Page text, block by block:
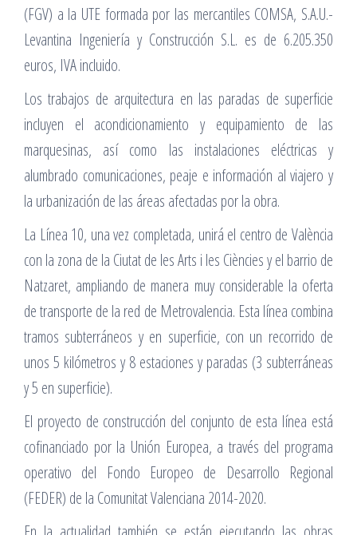
(FGV) a la UTE formada por las mercantiles COMSA, S.A.U.-
Levantina Ingeniería y Construcción S.L. es de 6.205.350
euros, IVA incluido.
Los trabajos de arquitectura en las paradas de superficie
incluyen el acondicionamiento y equipamiento de las
marquesinas, así como las instalaciones eléctricas y
alumbrado comunicaciones, peaje e información al viajero y
la urbanización de las áreas afectadas por la obra.
La Línea 10, una vez completada, unirá el centro de València
con la zona de la Ciutat de les Arts i les Ciències y el barrio de
Natzaret, ampliando de manera muy considerable la oferta
de transporte de la red de Metrovalencia. Esta línea combina
tramos subterráneos y en superficie, con un recorrido de
unos 5 kilómetros y 8 estaciones y paradas (3 subterráneas
y 5 en superficie).
El proyecto de construcción del conjunto de esta línea está
cofinanciado por la Unión Europea, a través del programa
operativo del Fondo Europeo de Desarrollo Regional
(FEDER) de la Comunitat Valenciana 2014-2020.